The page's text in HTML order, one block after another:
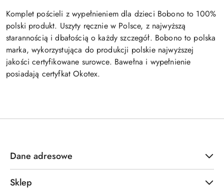
Komplet pościeli z wypełnieniem dla dzieci Bobono to 100%
polski produkt. Uszyty ręcznie w Polsce, z najwyższą
starannością i dbałością o każdy szczegół. Bobono to polska
marka, wykorzystująca do produkcji polskie najwyższej
jakości certyfikowane surowce. Bawełna i wypełnienie
posiadają certyfkat Okotex.
Dane adresowe
Sklep